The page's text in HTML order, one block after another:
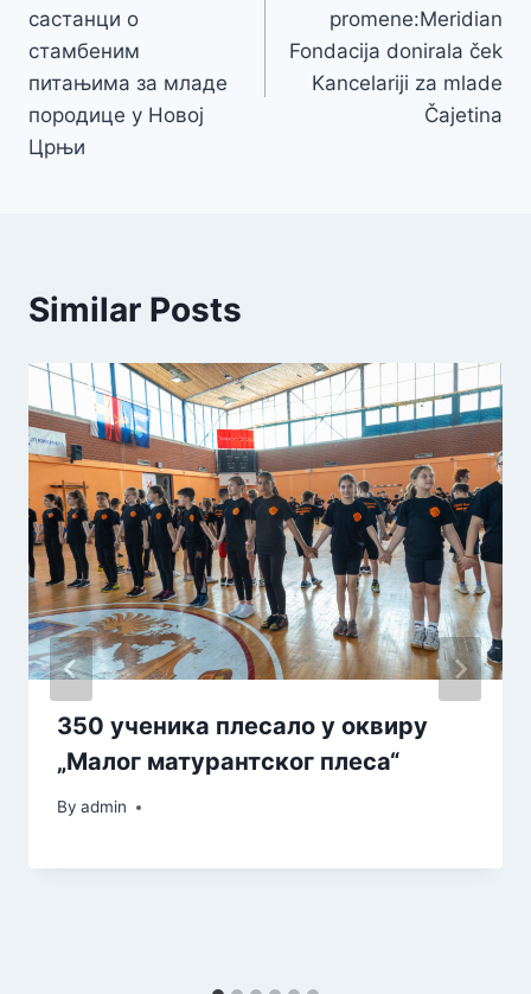
састанци о
стамбеним
питањима за младе
породице у Новој
Црњи
promene:Meridian
Fondacija donirala ček
Kancelariji za mlade
Čajetina
Similar Posts
350 ученика плесало у оквиру
„Малог матурантског плеса“
By admin